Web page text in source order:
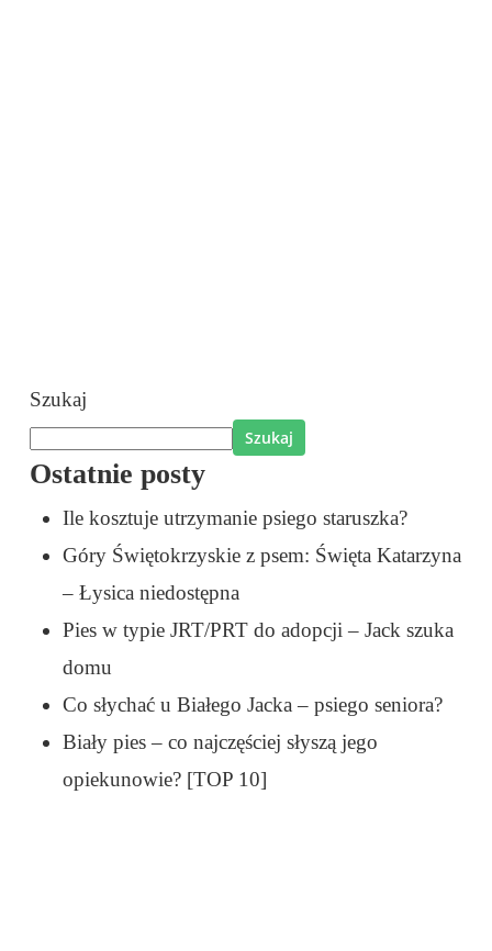
Szukaj
Szukaj
Ostatnie posty
Ile kosztuje utrzymanie psiego staruszka?
Góry Świętokrzyskie z psem: Święta Katarzyna
– Łysica niedostępna
Pies w typie JRT/PRT do adopcji – Jack szuka
domu
Co słychać u Białego Jacka – psiego seniora?
Biały pies – co najczęściej słyszą jego
opiekunowie? [TOP 10]